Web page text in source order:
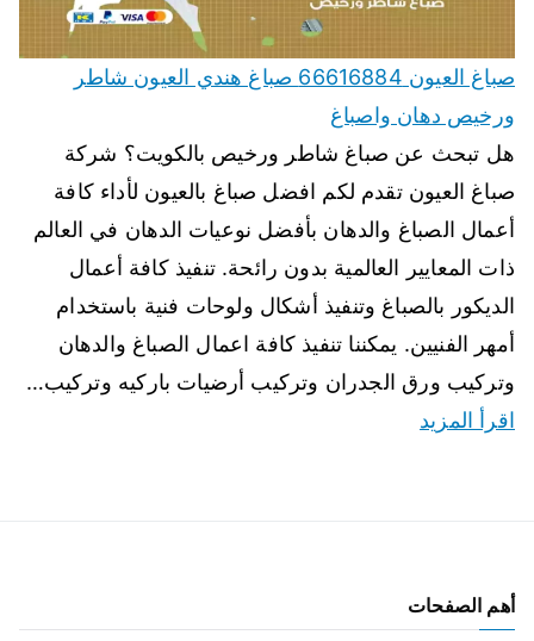
صباغ العيون 66616884 صباغ هندي العيون شاطر
ورخيص دهان واصباغ
هل تبحث عن صباغ شاطر ورخيص بالكويت؟ شركة
صباغ العيون تقدم لكم افضل صباغ بالعيون لأداء كافة
أعمال الصباغ والدهان بأفضل نوعيات الدهان في العالم
ذات المعايير العالمية بدون رائحة. تنفيذ كافة أعمال
الديكور بالصباغ وتنفيذ أشكال ولوحات فنية باستخدام
أمهر الفنيين. يمكننا تنفيذ كافة اعمال الصباغ والدهان
وتركيب ورق الجدران وتركيب أرضيات باركيه وتركيب…
اقرأ المزيد
أهم الصفحات